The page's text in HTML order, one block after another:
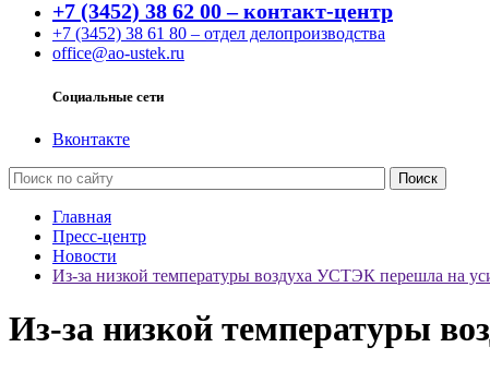
+7 (3452) 38 62 00 – контакт-центр
+7 (3452) 38 61 80 – отдел делопроизводства
office@ao-ustek.ru
Социальные сети
Вконтакте
Главная
Пресс-центр
Новости
Из-за низкой температуры воздуха УСТЭК перешла на
Из-за низкой температуры